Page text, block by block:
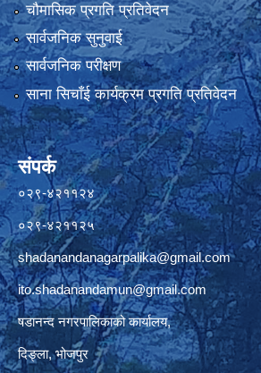
चौमासिक प्रगति प्रतिवेदन
सार्वजनिक सुनुवाई
सार्वजनिक परीक्षण
साना सिचाँई कार्यक्रम प्रगति प्रतिवेदन
संपर्क
०२९-४२११२४
०२९-४२११२५
shadanandanagarpalika@gmail.com
ito.shadanandamun@gmail.com
षडानन्द नगरपालिकाको कार्यालय,
दिङ्ला, भोजपुर